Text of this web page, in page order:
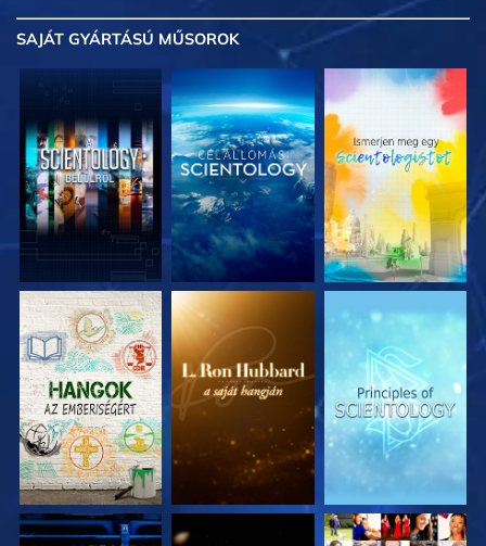
SAJÁT GYÁRTÁSÚ MŰSOROK
A SOROZAT
RÉSZEI
A SOROZAT
RÉSZEI
A SOROZAT
RÉSZEI